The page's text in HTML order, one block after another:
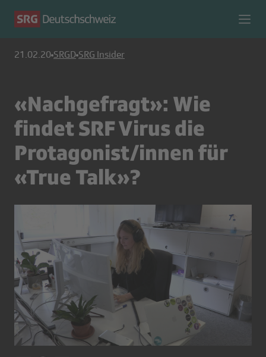
21.02.20 SRGD SRG Insider
«Nachgefragt»: Wie
findet SRF Virus die
Protagonist/innen für
«True Talk»?